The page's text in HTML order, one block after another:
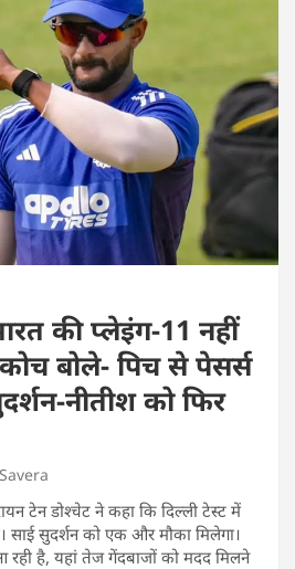
की प्लेइंग-11 नहीं
बोले- पिच से पेसर्स
नीतीश को फिर
टेन डोश्चेट ने कहा कि दिल्ली टेस्ट में
साई सुदर्शन को एक और मौका मिलेगा।
है, यहां तेज गेंदबाजों को मदद मिलने